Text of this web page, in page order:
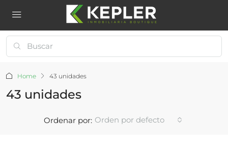
Home 43 unidades
43 unidades
Ordenar por: Orden por defecto